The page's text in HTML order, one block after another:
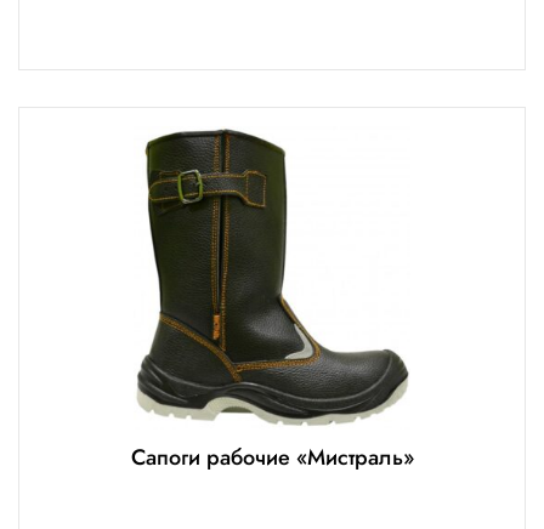
Сапоги рабочие «Мистраль»